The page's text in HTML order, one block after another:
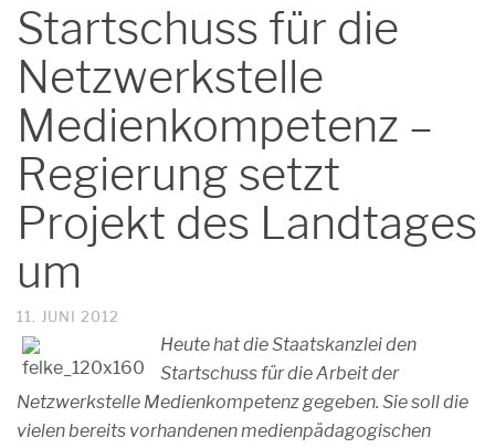
Startschuss für die
Netzwerkstelle
Medienkompetenz –
Regierung setzt
Projekt des Landtages
um
11. JUNI 2012
Heute hat die Staatskanzlei den
Startschuss für die Arbeit der
Netzwerkstelle Medienkompetenz gegeben. Sie soll die
vielen bereits vorhandenen medienpädagogischen